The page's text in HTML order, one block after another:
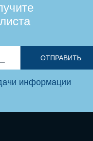
ОТПРАВИТЬ
информации